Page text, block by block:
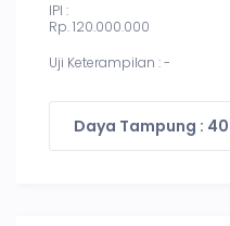
IPI :
Rp. 120.000.000
Uji Keterampilan : -
Daya Tampung : 40